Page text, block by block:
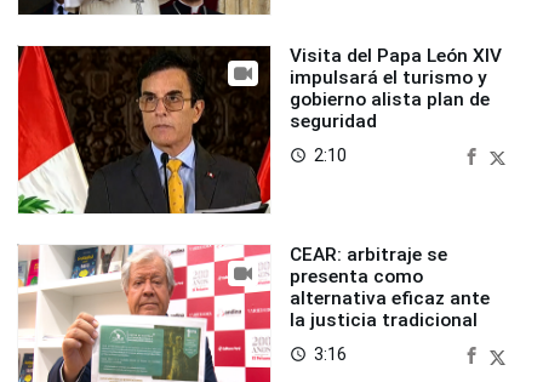
Visita del Papa León XIV
impulsará el turismo y
gobierno alista plan de
seguridad
access_time 2:10
CEAR: arbitraje se
presenta como
alternativa eficaz ante
la justicia tradicional
access_time 3:16